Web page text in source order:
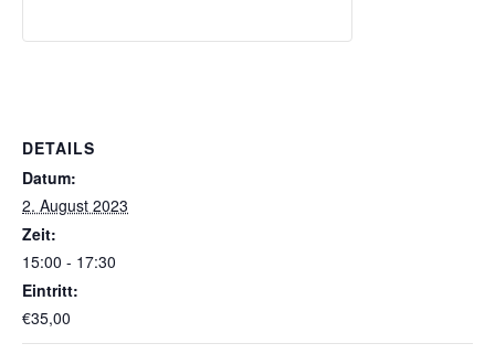
DETAILS
Datum:
2. August 2023
Zeit:
15:00 - 17:30
Eintritt:
€35,00